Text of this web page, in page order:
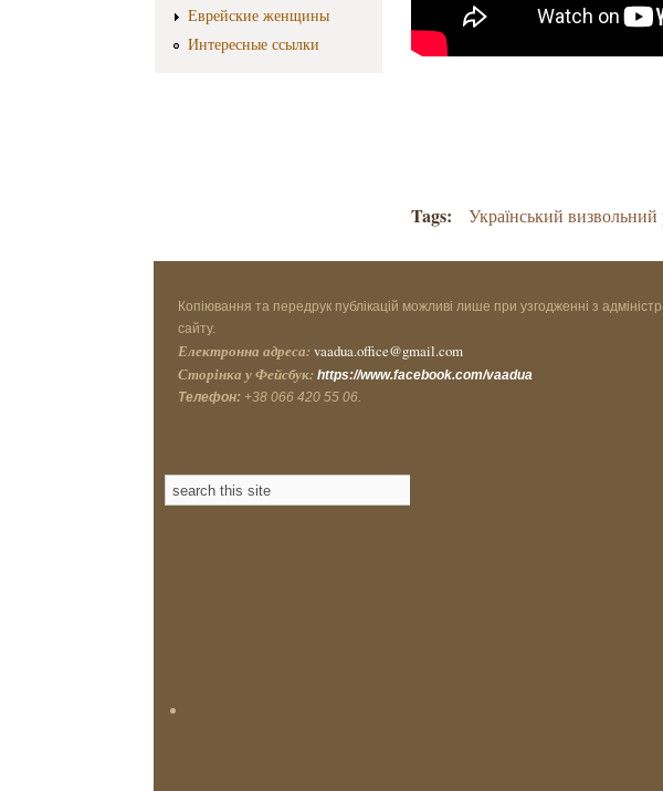
Еврейские женщины
Интересные ссылки
Tags: Український визвольний
Копіювання та передрук публікацій можливі лише при узгодженні з
сайту.
Електронна адреса: vaadua.office@gmail.com
Сторінка у Фейсбук: https://www.facebook.com/vaadua
Телефон: +38 066 420 55 06.